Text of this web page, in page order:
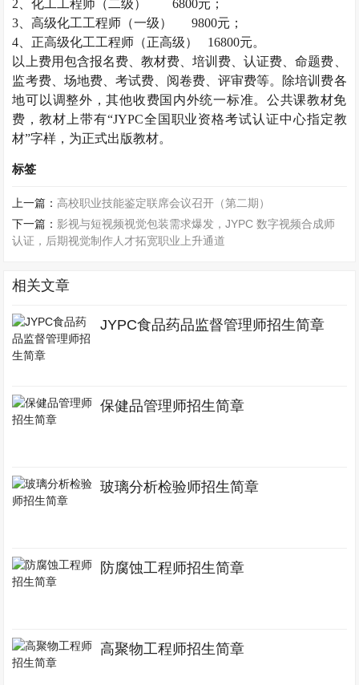
2 、化工工程师（二级） 6800元；
3 、高级化工工程师（一级） 9800元；
4 、正高级化工工程师（正高级） 16800元。
以上费用包含报名费、教材费、培训费、认证费、命题费、
监考费、场地费、考试费、阅卷费、评审费等。除培训费各
地可以调整外，其他收费国内外统一标准。公共课教材免
费，教材上带有“JYPC全国职业资格考试认证中心指定教
材”字样，为正式出版教材。
标签
上一篇： 高校职业技能鉴定联席会议召开（第二期）
下一篇：影视与短视频视觉包装需求爆发，JYPC 数字视频合成师
认证，后期视觉制作人才拓宽职业上升通道
相关文章
JYPC食品药品监督管理师招生简章
保健品管理师招生简章
玻璃分析检验师招生简章
防腐蚀工程师招生简章
高聚物工程师招生简章